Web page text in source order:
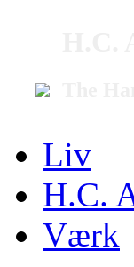
Liv
H.C.
Værk